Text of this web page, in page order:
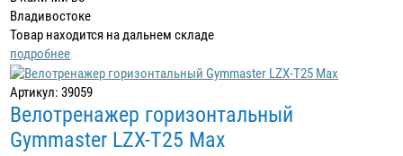
Владивостоке
Товар находится на дальнем складе
подробнее
Артикул: 39059
Велотренажер горизонтальный
Gymmaster LZX-T25 Max